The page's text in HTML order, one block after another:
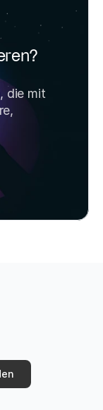
die mit